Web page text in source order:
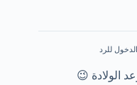
للرد
الولادة 😉